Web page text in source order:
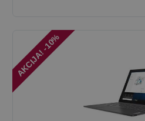
AKCIJA! -10%